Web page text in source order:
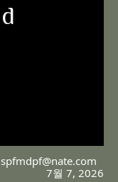
spfmdpf@nate.com
7월 7, 2026